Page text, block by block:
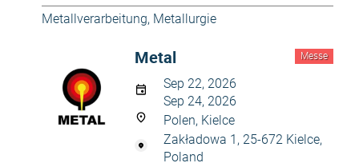
Metallverarbeitung, Metallurgie
Messe
Metal
Sep 22, 2026
Sep 24, 2026
Polen, Kielce
Zakładowa 1, 25-672 Kielce,
Poland